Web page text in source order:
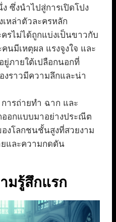
ซึ่งนำไปสู่การเปิดโปง
หล่าตัวละครหลัก
ครไม่ได้ถูกแบ่งเป็นขาวกับ
นมีเหตุผล แรงจูงใจ และ
ยู่ภายใต้เปลือกนอกที่
งราวมีความลึกและน่า
การถ่ายทำ ฉาก และ
ออกแบบมาอย่างประณีต
องโลกชนชั้นสูงที่สวยงาม
และความกดดัน
มรู้สึกแรก